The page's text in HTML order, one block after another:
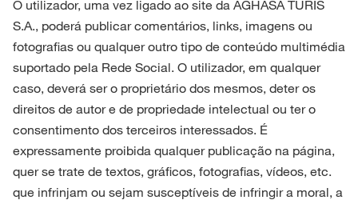
O utilizador, uma vez ligado ao site da AGHASA TURIS
S.A., poderá publicar comentários, links, imagens ou
fotografias ou qualquer outro tipo de conteúdo multimédia
suportado pela Rede Social. O utilizador, em qualquer
caso, deverá ser o proprietário dos mesmos, deter os
direitos de autor e de propriedade intelectual ou ter o
consentimento dos terceiros interessados. É
expressamente proibida qualquer publicação na página,
quer se trate de textos, gráficos, fotografias, vídeos, etc.
que infrinjam ou sejam susceptíveis de infringir a moral, a